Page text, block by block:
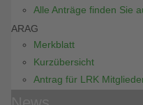
Alle Anträge finden Sie
ARAG
Merkblatt
Kurzübersicht
Antrag für LRK